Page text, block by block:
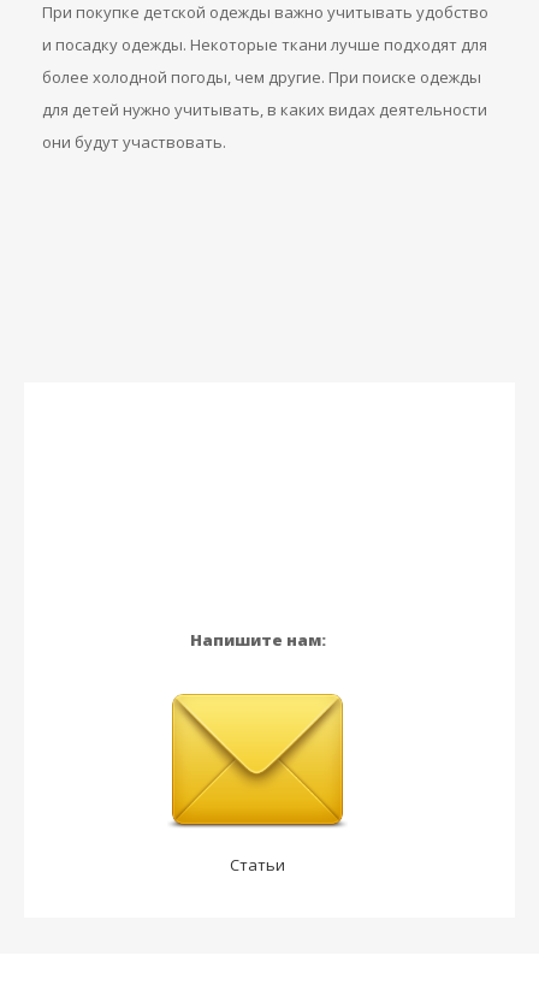
При покупке детской одежды важно учитывать удобство
и посадку одежды. Некоторые ткани лучше подходят для
более холодной погоды, чем другие. При поиске одежды
для детей нужно учитывать, в каких видах деятельности
они будут участвовать.
Напишите нам:
Статьи